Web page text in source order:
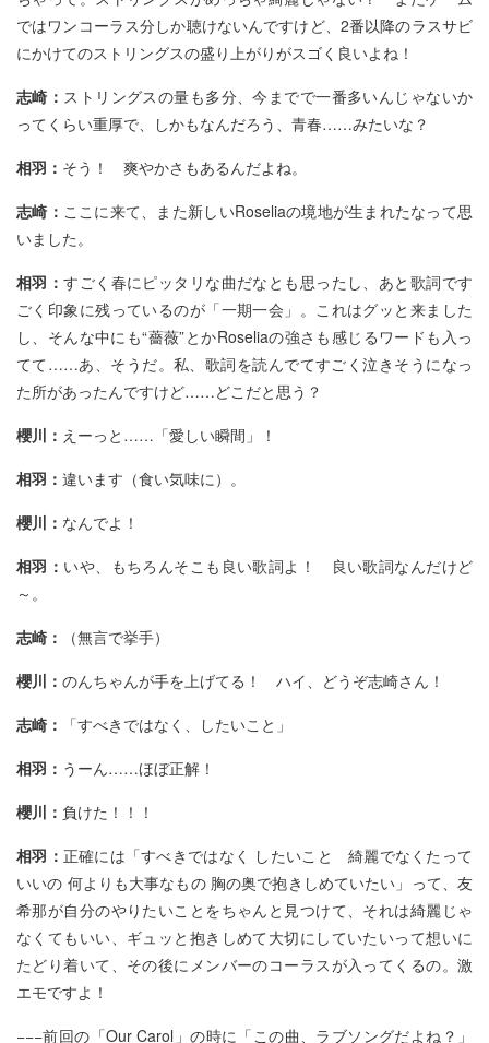
ではワンコーラス分しか聴けないんですけど、2番以降のラスサビ
にかけてのストリングスの盛り上がりがスゴく良いよね！
志崎： ストリングスの量も多分、今までで一番多いんじゃないか
ってくらい重厚で、しかもなんだろう、青春……みたいな？
相羽： そう！ 爽やかさもあるんだよね。
志崎： ここに来て、また新しいRoseliaの境地が生まれたなって思
いました。
相羽：すごく春にピッタリな曲だなとも思ったし、あと歌詞です
ごく印象に残っているのが「一期一会」。これはグッと来ました
し、そんな中にも“薔薇”とかRoseliaの強さも感じるワードも入っ
てて……あ、そうだ。私、歌詞を読んでてすごく泣きそうになっ
た所があったんですけど……どこだと思う？
櫻川： えーっと……「愛しい瞬間」！
相羽： 違います（食い気味に）。
櫻川： なんでよ！
相羽： いや、もちろんそこも良い歌詞よ！ 良い歌詞なんだけど
～。
志崎：
（無言で挙手）
櫻川： のんちゃんが手を上げてる！ ハイ、どうぞ志崎さん！
志崎：
「すべきではなく、したいこと」
相羽： うーん……ほぼ正解！
櫻川： 負けた！！！
相羽： 正確には「すべきではなく したいこと 綺麗でなくたって
いいの 何よりも大事なもの 胸の奥で抱きしめていたい」って、友
希那が自分のやりたいことをちゃんと見つけて、それは綺麗じゃ
なくてもいい、ギュッと抱きしめて大切にしていたいって想いに
たどり着いて、その後にメンバーのコーラスが入ってくるの。激
エモですよ！
−−−前回の「Our Carol」の時に「この曲、ラブソングだよね？」